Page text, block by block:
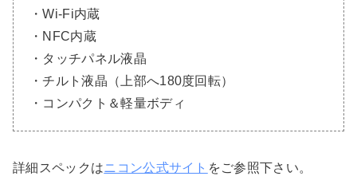
・Wi-Fi内蔵
・NFC内蔵
・タッチパネル液晶
・チルト液晶（上部へ180度回転）
・コンパクト＆軽量ボディ
詳細スペックはニコン公式サイト をご参照下さい。